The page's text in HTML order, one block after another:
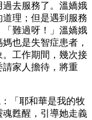
去服務了。溫嬌娥
理；但是遇到服務
難過呀！」溫嬌娥
也是失智症患者，
工作期間，幾次接
家人擔待，將重
「耶和華是我的牧
甦醒，引導她走義